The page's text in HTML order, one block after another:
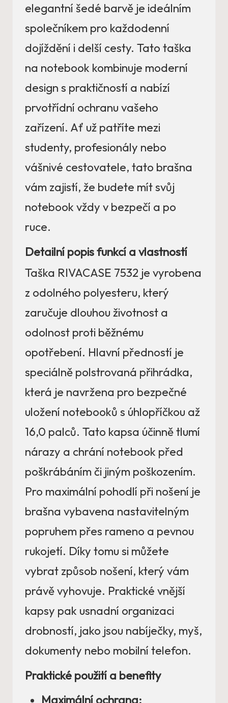
elegantní šedé barvě je ideálním
společníkem pro každodenní
dojíždění i delší cesty. Tato taška
na notebook kombinuje moderní
design s praktičností a nabízí
prvotřídní ochranu vašeho
zařízení. Ať už patříte mezi
studenty, profesionály nebo
vášnivé cestovatele, tato brašna
vám zajistí, že budete mít svůj
notebook vždy v bezpečí a po
ruce.
Detailní popis funkcí a vlastností
Taška RIVACASE 7532 je vyrobena
z odolného polyesteru, který
zaručuje dlouhou životnost a
odolnost proti běžnému
opotřebení. Hlavní předností je
speciálně polstrovaná přihrádka,
která je navržena pro bezpečné
uložení notebooků s úhlopříčkou až
16,0 palců. Tato kapsa účinně tlumí
nárazy a chrání notebook před
poškrábáním či jiným poškozením.
Pro maximální pohodlí při nošení je
brašna vybavena nastavitelným
popruhem přes rameno a pevnou
rukojetí. Díky tomu si můžete
vybrat způsob nošení, který vám
právě vyhovuje. Praktické vnější
kapsy pak usnadní organizaci
drobností, jako jsou nabíječky, myš,
dokumenty nebo mobilní telefon.
Praktické použití a benefity
Maximální ochrana: